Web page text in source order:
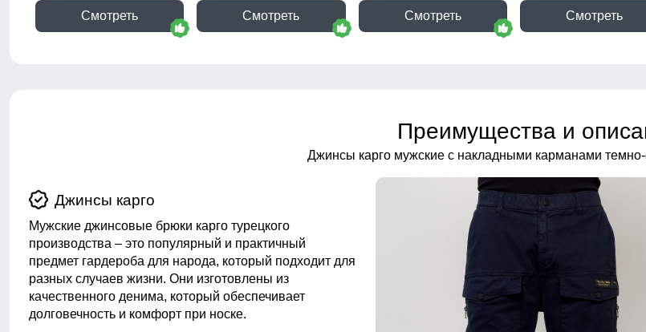
Смотреть Смотреть Смотреть Смотреть
Преимущества и
Джинсы карго мужские с накладными карманами темно-
Джинсы карго
Мужские джинсовые брюки карго турецкого
производства – это популярный и практичный
предмет гардероба для народа, который подходит для
разных случаев жизни. Они изготовлены из
качественного денима, который обеспечивает
долговечность и комфорт при носке.